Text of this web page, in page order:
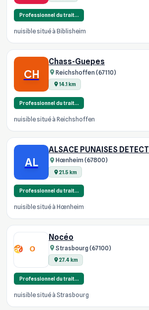
Professionnel du trait…
nuisible situé à Biblisheim
CH
Chass-Guepes
Reichshoffen (67110)
14.1 km
Professionnel du trait…
nuisible situé à Reichshoffen
AL
ALSACE PUNAISES DETECT
Hœnheim (67800)
21.5 km
Professionnel du trait…
nuisible situé à Hœnheim
Nocéo
Strasbourg (67100)
27.4 km
Professionnel du trait…
nuisible situé à Strasbourg